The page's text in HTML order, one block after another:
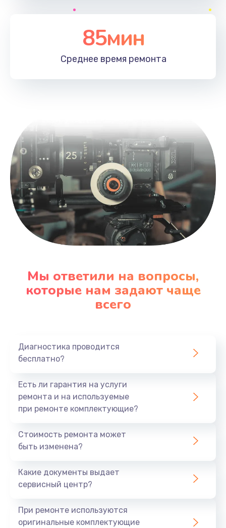
85мин
Среднее время ремонта
Мы ответили на вопросы,
которые нам задают чаще
всего
Диагностика проводится
бесплатно?
Есть ли гарантия на услуги
ремонта и на используемые
при ремонте комплектующие?
Стоимость ремонта может
быть изменена?
Какие документы выдает
сервисный центр?
При ремонте используются
оригинальные комплектующие